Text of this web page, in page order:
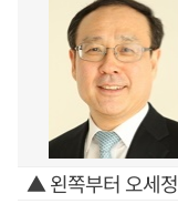
▲ 왼쪽부터 오세